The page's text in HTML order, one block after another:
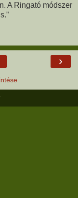
A Ringató módszer
›
.